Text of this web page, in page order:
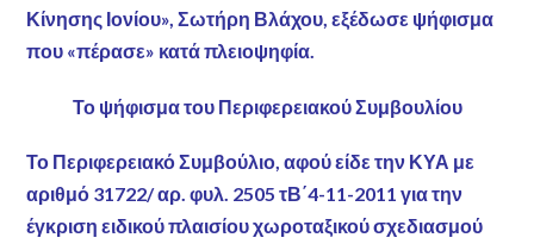
Κίνησης Ιονίου», Σωτήρη Βλάχου, εξέδωσε ψήφισμα
που «πέρασε» κατά πλειοψηφία.
Το ψήφισμα του Περιφερειακού Συμβουλίου
Το Περιφερειακό Συμβούλιο, αφού είδε την ΚΥΑ με
αριθμό 31722/ αρ. φυλ. 2505 τΒ΄4-11-2011 για την
έγκριση ειδικού πλαισίου χωροταξικού σχεδιασμού